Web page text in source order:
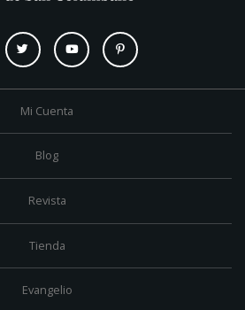
Mi Cuenta
Blog
Revista
Tienda
Evangelio